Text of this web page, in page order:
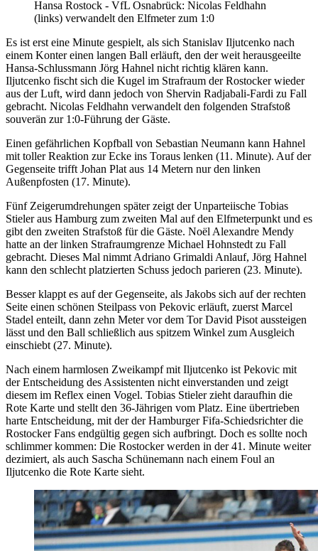
Hansa Rostock - VfL Osnabrück: Nicolas Feldhahn
(links) verwandelt den Elfmeter zum 1:0
Es ist erst eine Minute gespielt, als sich Stanislav Iljutcenko nach
einem Konter einen langen Ball erläuft, den der weit herausgeeilte
Hansa-Schlussmann Jörg Hahnel nicht richtig klären kann.
Iljutcenko fischt sich die Kugel im Strafraum der Rostocker wieder
aus der Luft, wird dann jedoch von Shervin Radjabali-Fardi zu Fall
gebracht. Nicolas Feldhahn verwandelt den folgenden Strafstoß
souverän zur 1:0-Führung der Gäste.
Einen gefährlichen Kopfball von Sebastian Neumann kann Hahnel
mit toller Reaktion zur Ecke ins Toraus lenken (11. Minute). Auf der
Gegenseite trifft Johan Plat aus 14 Metern nur den linken
Außenpfosten (17. Minute).
Fünf Zeigerumdrehungen später zeigt der Unparteiische Tobias
Stieler aus Hamburg zum zweiten Mal auf den Elfmeterpunkt und es
gibt den zweiten Strafstoß für die Gäste. Noёl Alexandre Mendy
hatte an der linken Strafraumgrenze Michael Hohnstedt zu Fall
gebracht. Dieses Mal nimmt Adriano Grimaldi Anlauf, Jörg Hahnel
kann den schlecht platzierten Schuss jedoch parieren (23. Minute).
Besser klappt es auf der Gegenseite, als Jakobs sich auf der rechten
Seite einen schönen Steilpass von Pekovic erläuft, zuerst Marcel
Stadel enteilt, dann zehn Meter vor dem Tor David Pisot aussteigen
lässt und den Ball schließlich aus spitzem Winkel zum Ausgleich
einschiebt (27. Minute).
Nach einem harmlosen Zweikampf mit Iljutcenko ist Pekovic mit
der Entscheidung des Assistenten nicht einverstanden und zeigt
diesem im Reflex einen Vogel. Tobias Stieler zieht daraufhin die
Rote Karte und stellt den 36-Jährigen vom Platz. Eine übertrieben
harte Entscheidung, mit der der Hamburger Fifa-Schiedsrichter die
Rostocker Fans endgültig gegen sich aufbringt. Doch es sollte noch
schlimmer kommen: Die Rostocker werden in der 41. Minute weiter
dezimiert, als auch Sascha Schünemann nach einem Foul an
Iljutcenko die Rote Karte sieht.